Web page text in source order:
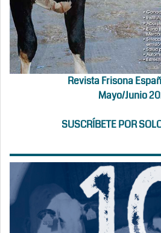
Revista Frisona
Mayo/Junio
SUSCRÍBETE POR